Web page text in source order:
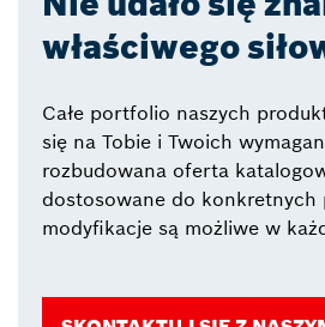
właściwego
Całe portfolio naszych
się na Tobie i Twoich
rozbudowana oferta
dostosowane do konkretnych
modyfikacje są możliwe w